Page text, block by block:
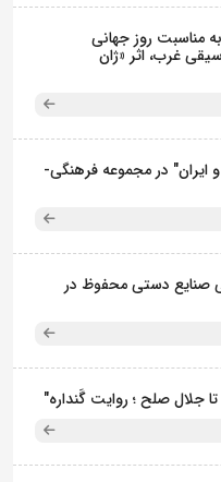
مناسبت روز جهانی
موسیقی غرب، اثر «ژان
در مجموعه فرهنگی‌-
صنایع دستی محفوظ در
جلال صلح ؛ روایت گَنداره"